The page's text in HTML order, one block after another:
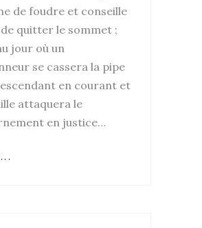
de foudre et conseille
quitter le sommet ;
jour où un
se cassera la pipe
en courant et
attaquera le
en justice…